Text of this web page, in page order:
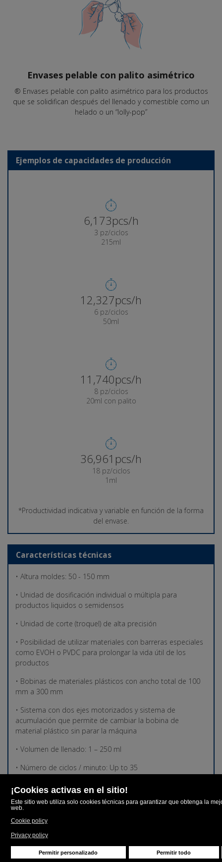
Envases pelable con palito asimétrico
® Envases pelable con palito asimétrico para los productos
que se solidifican después del llenado y comestible como un
helado o un “lolly-pop”
Ejemplos de capacidades de producción
6,274pcs/h
3 pz/ciclos
215ml
12,544pcs/h
6 pz/ciclos
50ml
11,947pcs/h
8 pz/ciclos
20ml con palito
37,628pcs/h
18 pz/ciclos
1ml
*Productividad indicativa y variable en función de la forma
del envase.
Características técnicas
• Altura moldes: 50 - 150 mm
• Unidad de dosificación individual o múltipla para
productos liquidos o semidensos
• Unidad de corte (troquel) de alta precisión
• Posibilidad de utilizar materiales con barreras especiales
como EVOH o PVDC para prolongar la vida útil de los
productos
• Bobinas de materiales plásticos con ancho total de 100
mm a 300 mm
• Sistema con dos ejes motorizados y sistema de
acumulación que permite de cambiar la bobina de
material plástico sin parar la máquina
• Volumen de llenado: 1 – 250 ml
• Número de ciclos / minuto: Up to 35
• Área del molde de termoformadura TF X5/260 260 mm
(ancho) X 120-150 mm (altura)